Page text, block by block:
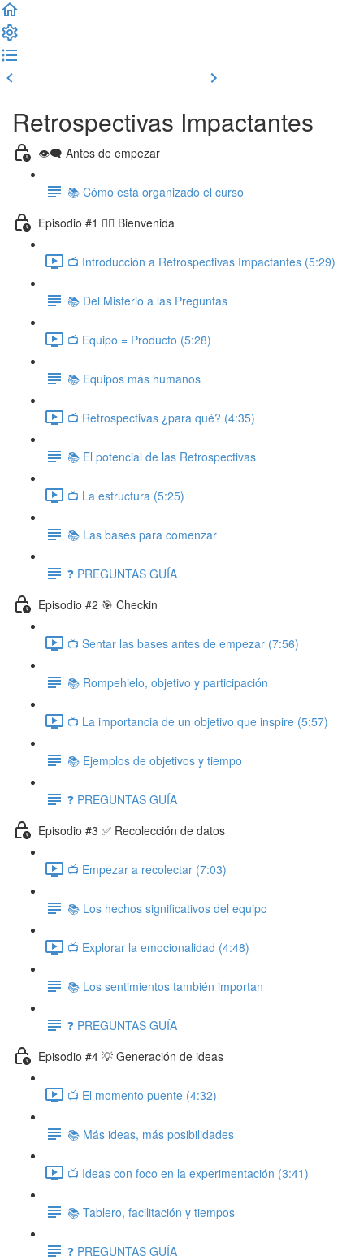
Retrospectivas Impactantes
👁‍🗨 Antes de empezar
📚 Cómo está organizado el curso
Episodio #1 🙋‍♂️ Bienvenida
📺 Introducción a Retrospectivas Impactantes (5:29)
📚 Del Misterio a las Preguntas
📺 Equipo = Producto (5:28)
📚 Equipos más humanos
📺 Retrospectivas ¿para qué? (4:35)
📚 El potencial de las Retrospectivas
📺 La estructura (5:25)
📚 Las bases para comenzar
❓ PREGUNTAS GUÍA
Episodio #2 🎯 Checkin
📺 Sentar las bases antes de empezar (7:56)
📚 Rompehielo, objetivo y participación
📺 La importancia de un objetivo que inspire (5:57)
📚 Ejemplos de objetivos y tiempo
❓ PREGUNTAS GUÍA
Episodio #3 ✅ Recolección de datos
📺 Empezar a recolectar (7:03)
📚 Los hechos significativos del equipo
📺 Explorar la emocionalidad (4:48)
📚 Los sentimientos también importan
❓ PREGUNTAS GUÍA
Episodio #4 💡 Generación de ideas
📺 El momento puente (4:32)
📚 Más ideas, más posibilidades
📺 Ideas con foco en la experimentación (3:41)
📚 Tablero, facilitación y tiempos
❓ PREGUNTAS GUÍA